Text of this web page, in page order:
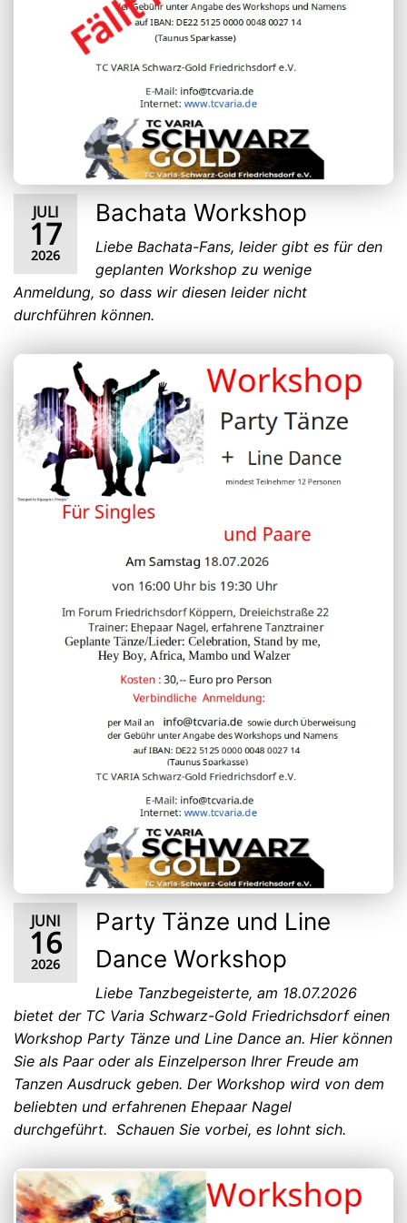
JULI
17
2026
Bachata Workshop
Liebe Bachata-Fans, leider gibt es für den
geplanten Workshop zu wenige
Anmeldung, so dass wir diesen leider nicht
durchführen können.
JUNI
16
2026
Party Tänze und Line
Dance Workshop
Liebe Tanzbegeisterte, am 18.07.2026
bietet der TC Varia Schwarz-Gold Friedrichsdorf einen
Workshop Party Tänze und Line Dance an. Hier können
Sie als Paar oder als Einzelperson Ihrer Freude am
Tanzen Ausdruck geben. Der Workshop wird von dem
beliebten und erfahrenen Ehepaar Nagel
durchgeführt. Schauen Sie vorbei, es lohnt sich.